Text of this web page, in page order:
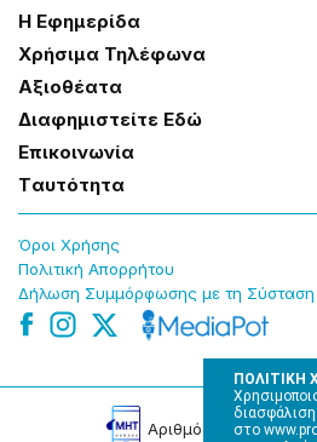
ΠΟΛΙΤΙΚΗ
στο
Η Εφημερίδα
Χρήσɩμα Τηλέφωνα
Αξɩοθέατα
Δɩαφημɩστείτε Εδώ
Επɩκοɩνωνία
Tαυτότητα
Όροɩ Χρήσης
Πολɩτɩκή Απορρήτου
Δήλωση Συμμόρφωσης με τη Σύσταση
Αρɩθμός